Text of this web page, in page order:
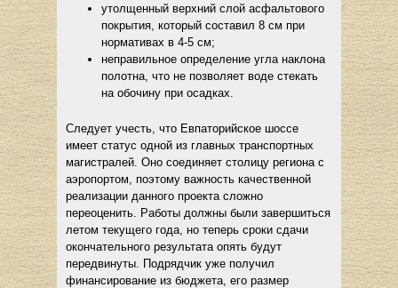
утолщенный верхний слой асфальтового
покрытия, который составил 8 см при
нормативах в 4-5 см;
неправильное определение угла наклона
полотна, что не позволяет воде стекать
на обочину при осадках.
Следует учесть, что Евпаторийское шоссе
имеет статус одной из главных транспортных
магистралей. Оно соединяет столицу региона с
аэропортом, поэтому важность качественной
реализации данного проекта сложно
переоценить. Работы должны были завершиться
летом текущего года, но теперь сроки сдачи
окончательного результата опять будут
передвинуты. Подрядчик уже получил
финансирование из бюджета, его размер